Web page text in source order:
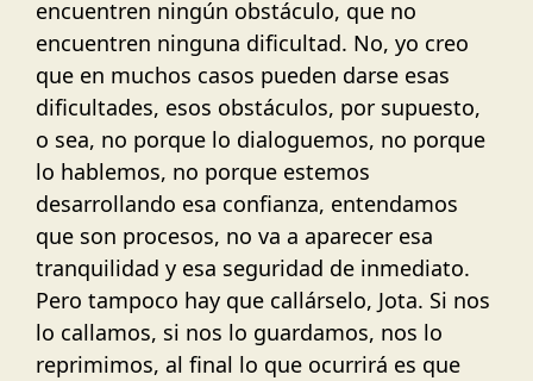
encuentren ningún obstáculo, que no
encuentren ninguna dificultad. No, yo creo
que en muchos casos pueden darse esas
dificultades, esos obstáculos, por supuesto,
o sea, no porque lo dialoguemos, no porque
lo hablemos, no porque estemos
desarrollando esa confianza, entendamos
que son procesos, no va a aparecer esa
tranquilidad y esa seguridad de inmediato.
Pero tampoco hay que callárselo, Jota. Si nos
lo callamos, si nos lo guardamos, nos lo
reprimimos, al final lo que ocurrirá es que